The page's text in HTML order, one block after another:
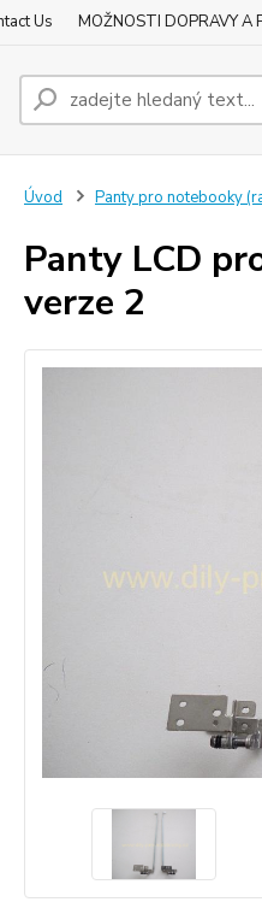
Us MOŽNOSTI DOPRAVY A
Úvod Panty pro notebooky
Panty LCD
verze 2